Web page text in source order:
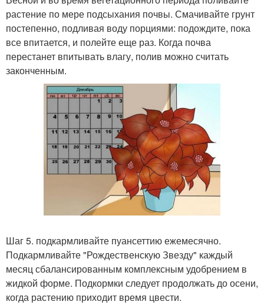
растение по мере подсыхания почвы. Смачивайте грунт
постепенно, подливая воду порциями: подождите, пока
все впитается, и полейте еще раз. Когда почва
перестанет впитывать влагу, полив можно считать
законченным.
Шаг 5. подкармливайте пуансеттию ежемесячно.
Подкармливайте "Рождественскую Звезду" каждый
месяц сбалансированным комплексным удобрением в
жидкой форме. Подкормки следует продолжать до осени,
когда растению приходит время цвести.